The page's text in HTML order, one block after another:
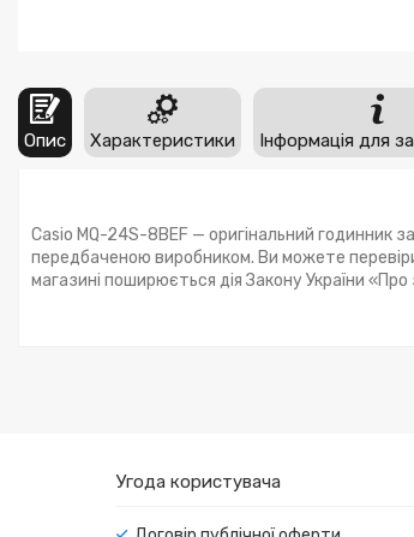
Опис Характеристики Інформація для
Casio MQ-24S-8BEF — оригінальний годинник
передбаченою виробником. Ви можете
магазині поширюється дія Закону України
Угода користувача